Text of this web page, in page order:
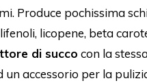
Produce pochissima
licopene, beta
di succo con la
un accessorio per la